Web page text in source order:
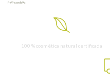
PVP con IVA:
100 % cosmética natural certificada